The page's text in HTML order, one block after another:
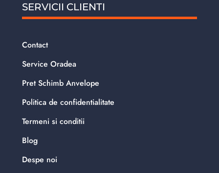
SERVICII CLIENTI
Contact
Service Oradea
Pret Schimb Anvelope
Politica de confidentialitate
Termeni si conditii
Blog
Despe noi